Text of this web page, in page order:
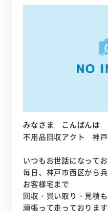
みなさま こんばんは
不用品回収アクト 神
いつもお世話になってお
毎日、神戸市西区から
お客様宅まで
回収・買い取り・見積
頑張って走っております